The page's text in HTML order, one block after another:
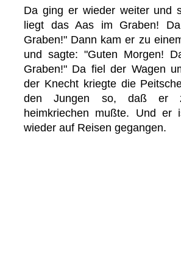
Da ging er wieder weiter und
liegt das Aas im Graben!
Graben!" Dann kam er zu
und sagte: "Guten Morgen!
Graben!" Da fiel der Wagen
der Knecht kriegte die
den Jungen so, daß er
heimkriechen mußte. Und er
wieder auf Reisen gegangen.